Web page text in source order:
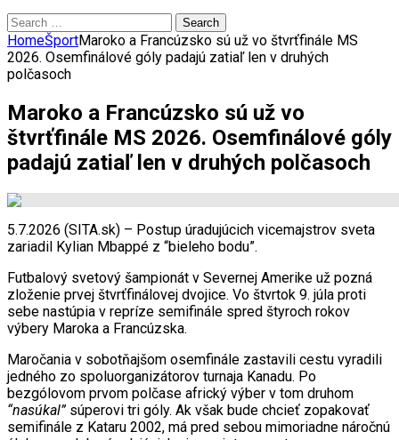
Search
for:
HomeŠportMaroko a Francúzsko sú už vo štvrťfinále MS
2026. Osemfinálové góly padajú zatiaľ len v druhých
polčasoch
Maroko a Francúzsko sú už vo
štvrťfinále MS 2026. Osemfinálové góly
padajú zatiaľ len v druhých polčasoch
5.7.2026 (SITA.sk) – Postup úradujúcich vicemajstrov sveta
zariadil Kylian Mbappé z “bieleho bodu”.
Futbalový svetový šampionát v Severnej Amerike už pozná
zloženie prvej štvrťfinálovej dvojice. Vo štvrtok 9. júla proti
sebe nastúpia v repríze semifinále spred štyroch rokov
výbery Maroka a Francúzska.
Maročania v sobotňajšom osemfinále zastavili cestu vyradili
jedného zo spoluorganizátorov turnaja Kanadu. Po
bezgólovom prvom polčase africký výber v tom druhom
“nasúkal”súperovi tri góly. Ak však bude chcieť zopakovať
semifinále z Kataru 2002, má pred sebou mimoriadne náročnú